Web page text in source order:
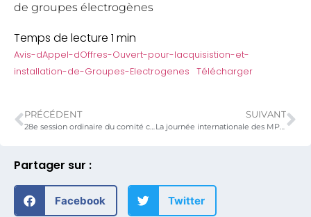
Partager sur :
Facebook Twitter
de groupes électrogènes
Avis-dAppel-dOffres-Ouvert-pour-lacquisistion-et-
installation-de-Groupes-Electrogenes
Télécharger
PRÉCÉDENT
28e session ordinaire du comité consultatif de la concurrence de l’UEMOA
SUIVANT
La journée internationale des MPME célébrée au Togo autour de la fiscalité et digitalisation comme leviers de croissance des entreprises togolaises